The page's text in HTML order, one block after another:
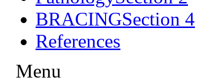
BRACINGSection 4
References
Menu